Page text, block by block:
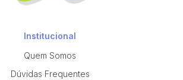
Institucional
Quem Somos
Dúvidas Frequentes